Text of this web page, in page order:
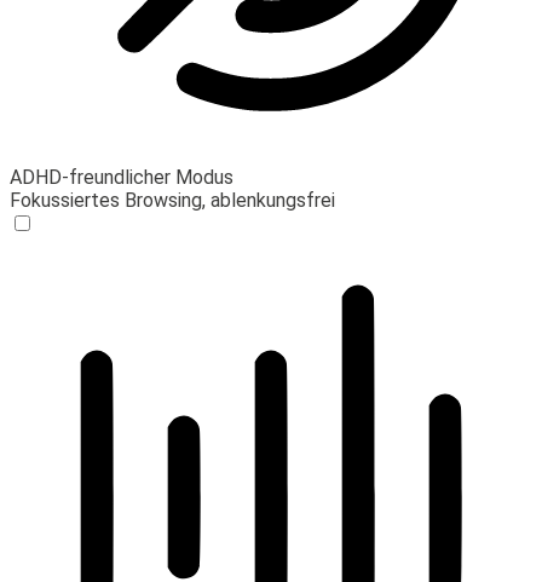
ADHD-freundlicher Modus
Fokussiertes Browsing, ablenkungsfrei